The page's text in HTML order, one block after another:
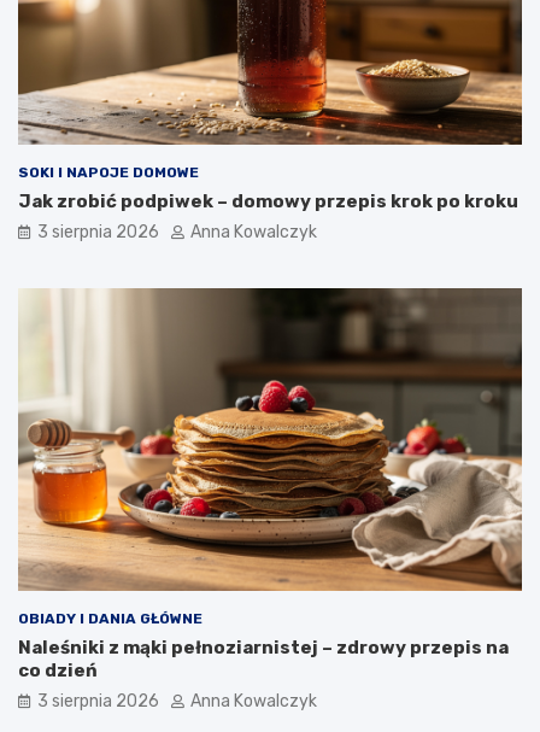
SOKI I NAPOJE DOMOWE
Jak zrobić podpiwek – domowy przepis krok po kroku
3 sierpnia 2026 Anna Kowalczyk
OBIADY I DANIA GŁÓWNE
Naleśniki z mąki pełnoziarnistej – zdrowy przepis na
co dzień
3 sierpnia 2026 Anna Kowalczyk